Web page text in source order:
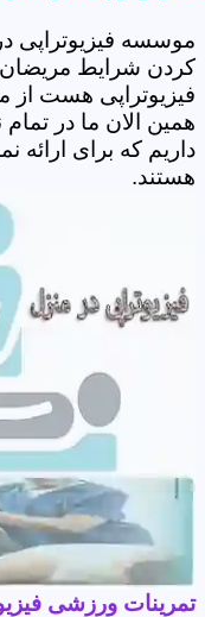
موسسه فیزیوتراپی
کردن شرایط مریضان
فیزیوتراپی هست
همین الان ما در
داریم که برای ارائه
هستند.
تمرینات ورزشی